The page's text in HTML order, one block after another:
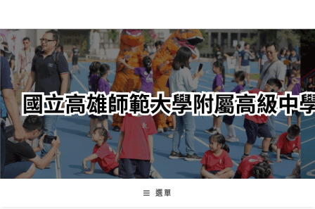
轉
至
主
內
容
選單